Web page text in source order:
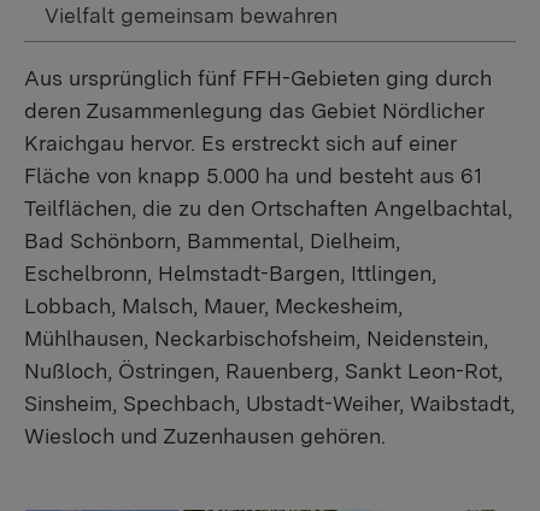
Vielfalt gemeinsam bewahren
Aus ursprünglich fünf FFH-Gebieten ging durch
deren Zusammenlegung das Gebiet Nördlicher
Kraichgau hervor. Es erstreckt sich auf einer
Fläche von knapp 5.000 ha und besteht aus 61
Teilflächen, die zu den Ortschaften Angelbachtal,
Bad Schönborn, Bammental, Dielheim,
Eschelbronn, Helmstadt-Bargen, Ittlingen,
Lobbach, Malsch, Mauer, Meckesheim,
Mühlhausen, Neckarbischofsheim, Neidenstein,
Nußloch, Östringen, Rauenberg, Sankt Leon-Rot,
Sinsheim, Spechbach, Ubstadt-Weiher, Waibstadt,
Wiesloch und Zuzenhausen gehören.